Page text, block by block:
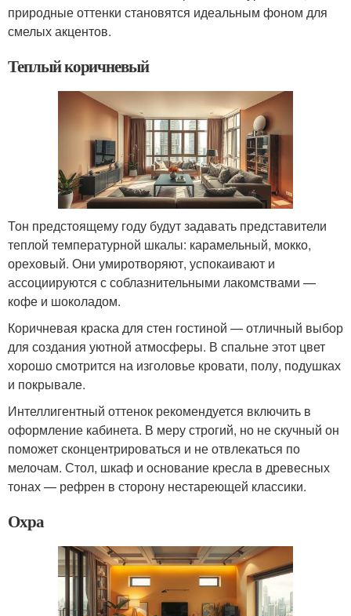
природные оттенки становятся идеальным фоном для
смелых акцентов.
Теплый коричневый
Тон предстоящему году будут задавать представители
теплой температурной шкалы: карамельный, мокко,
ореховый. Они умиротворяют, успокаивают и
ассоциируются с соблазнительными лакомствами —
кофе и шоколадом.
Коричневая краска для стен гостиной — отличный выбор
для создания уютной атмосферы. В спальне этот цвет
хорошо смотрится на изголовье кровати, полу, подушках
и покрывале.
Интеллигентный оттенок рекомендуется включить в
оформление кабинета. В меру строгий, но не скучный он
поможет сконцентрироваться и не отвлекаться по
мелочам. Стол, шкаф и основание кресла в древесных
тонах — рефрен в сторону нестареющей классики.
Охра